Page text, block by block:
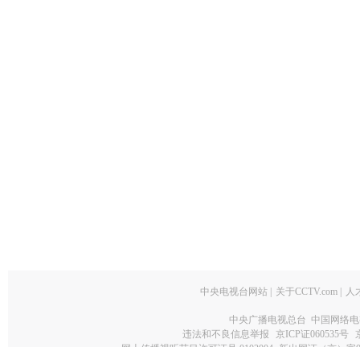
中央电视台网站 关于CCTV.com 人
中央广播电视总台 中国网络
违法和不良信息举报
京ICP证060535号